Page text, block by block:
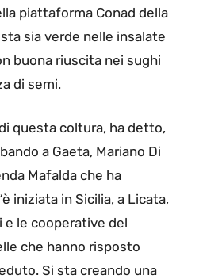
piattaforma Conad della
sia verde nelle insalate
buona riuscita nei sughi
di semi.
questa coltura, ha detto,
a Gaeta, Mariano Di
Mafalda che ha
iniziata in Sicilia, a Licata,
e le cooperative del
che hanno risposto
Si sta creando una